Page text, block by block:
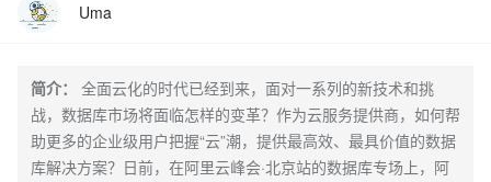
Uma
简介：
全面云化的时代已经到来，面对一系列的新技术和挑
战，数据库市场将面临怎样的变革？作为云服务提供商，如何帮
助更多的企业级用户把握“云”潮，提供最高效、最具价值的数据
库解决方案？日前，在阿里云峰会·北京站的数据库专场上，阿